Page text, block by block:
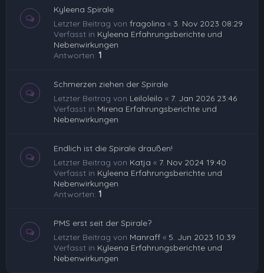
Kyleena Spirale
Letzter Beitrag von fragolina « 3. Nov 2023 08:29
Verfasst in Kyleena Erfahrungsberichte und
Nebenwirkungen
Antworten: 1
Schmerzen ziehen der Spirale
Letzter Beitrag von Leiloleilo « 7. Jan 2026 23:46
Verfasst in Mirena Erfahrungsberichte und
Nebenwirkungen
Endlich ist die Spirale draußen!
Letzter Beitrag von Katja « 7. Nov 2024 19:40
Verfasst in Kyleena Erfahrungsberichte und
Nebenwirkungen
Antworten: 1
PMS erst seit der Spirale?
Letzter Beitrag von Manraff « 5. Jun 2023 10:39
Verfasst in Kyleena Erfahrungsberichte und
Nebenwirkungen